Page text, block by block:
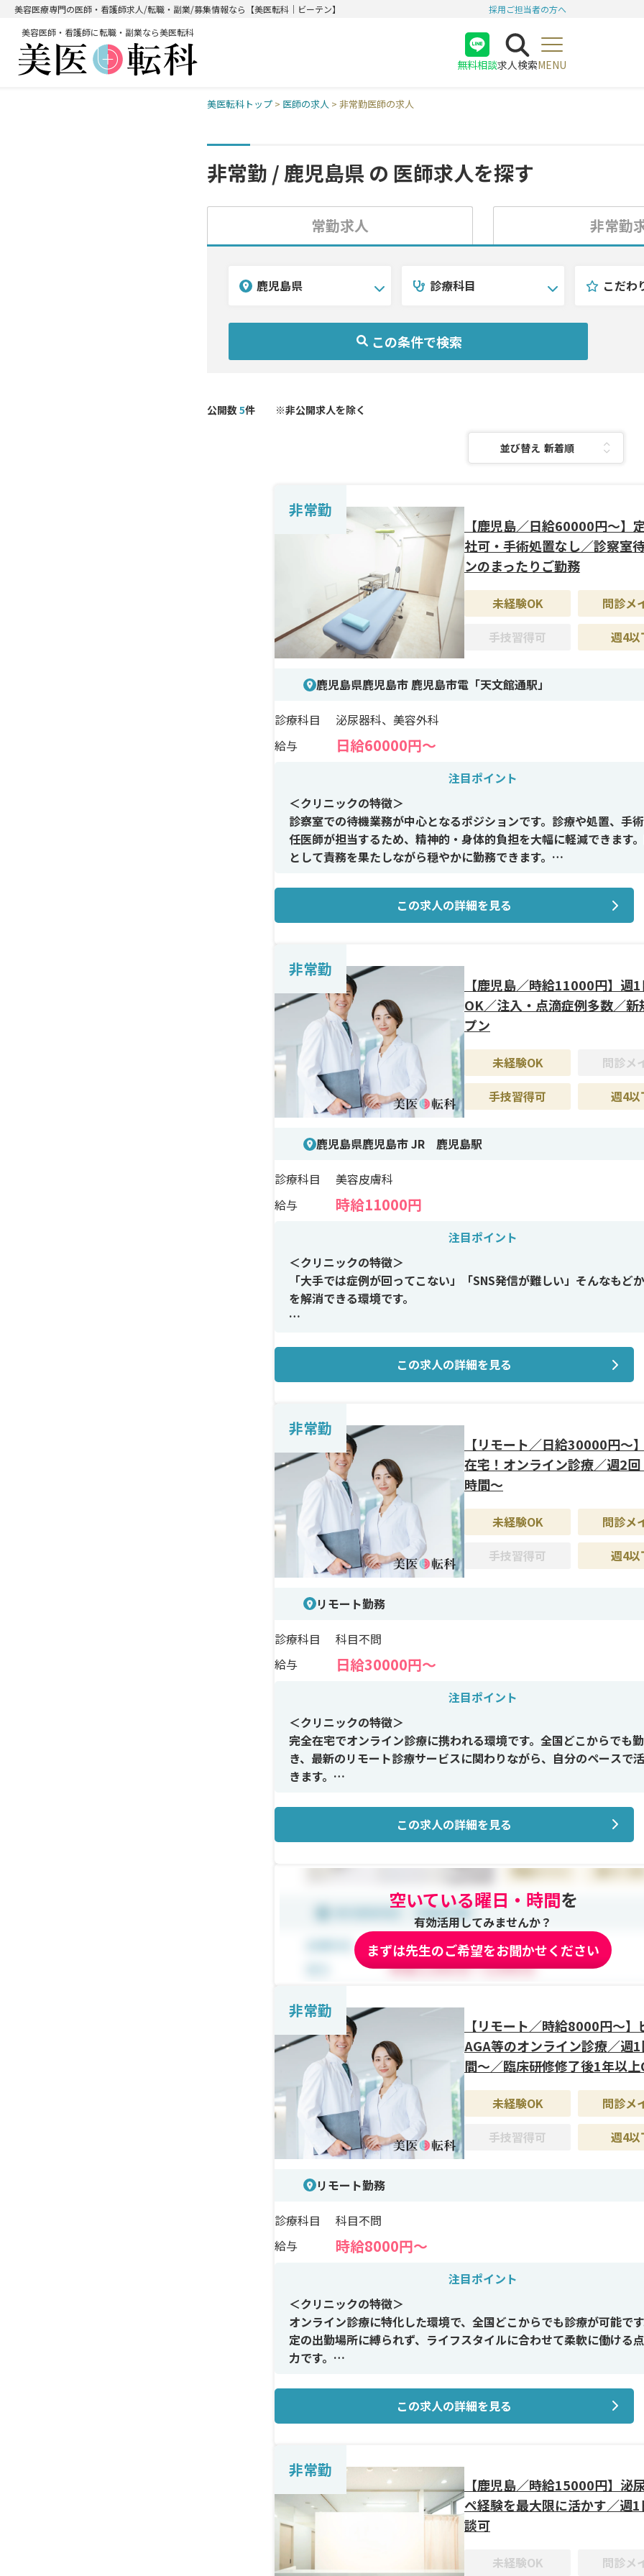
美容医療専門の医師・看護師求人/転職・副業/募集情報なら【美医転科｜ビーテン】
採用ご担当者の方へ
美容医師・看護師に転職・副業なら美医転科
無料相談求人検索MENU
美医転科トップ > 医師の求人 > 非常勤医師の求人
非常勤 / 鹿児島県 の 医師求人を探す
常勤求人 非常勤
鹿児島県
エリアを選択(複数選択可)
北陸・甲信越
診療科目
診療科目を選択(複数選択可)
皮膚科
美容皮膚科
こだわ
こだわり条件を選択(複数選択可)
手技習得可
公開数5件 ※非公開求人を除く
並び替え：
非常勤
【鹿児島／日給60000円〜】
社可・手術処置なし／診察室
ンのまったりご勤務
未経験OK
問診メ
手技習得可
週4以
鹿児島県鹿児島市 鹿児島市電「天文館通駅」
診療科目
泌尿器科、美容外科
給与
日給60000円〜
注目ポイント
＜クリニックの特徴＞
診察室での待機業務が中心となるポジションです。診療や処置、手
任医師が担当するため、精神的・身体的負担を大幅に軽減できます
として責務を果たしながら穏やかに勤務できます。
＜メイン施術＞
診察室での待機および必要書類の対応が主な業務です。診療・手術・
は発生せず、緊急呼び出しもほとんどありません。
＜研修制度＞
特別な研修は不要で、業務内容が明確です。臨床から離れていた方
ンク明けの方でも安心して勤務を開始できます。
＜待遇＞
完全定時退社・当直なし・ノルマなし。勤務日や時間は柔軟に相談可
で、ライフスタイルに合わせた勤務が可能です。セミリタイアや負担
ない勤務をご希望の方に最適な環境です。
この求人の詳細を見る
非常勤
【鹿児島／時給11000円】週
OK／注入・点滴症例多数／新
プン
未経験OK
問診メ
手技習得可
週4以
鹿児島県鹿児島市 JR 鹿児島駅
診療科目
美容皮膚科
給与
時給11000円
注目ポイント
＜クリニックの特徴＞
「大手では症例が回ってこない」「SNS発信が難しい」そんなもど
を解消できる環境です。
ヒアルロン酸（唇・涙袋・顎・額・頬コケ・鼻・ほうれい線ヒアルロ
など）、ヒアルロン酸溶解注射、ボトックス、脂肪溶解注射（カベリ
ン）、マンジャロ、美白点滴、二日酔いにんにく注射、エクソソーム
＜研修制度＞
2～4週間の研修で、カウンセリングから施術までの流れを丁寧に学
す。開院準備期間には系列施設での実務研修も可能な場合があり、現
覚を身につけながらスムーズにデビューできます。
＜待遇＞
交通費支給（上限あり）、社会保険、賠償保険、制服貸与など基本の
厚生を完備。
この求人の詳細を見る
非常勤
【リモート／日給30000円〜
在宅！オンライン診療／週2
時間〜
未経験OK
問診メ
手技習得可
週4以
リモート勤務
診療科目
科目不問
給与
日給30000円〜
注目ポイント
＜クリニックの特徴＞
完全在宅でオンライン診療に携われる環境です。全国どこからでも
き、最新のリモート診療サービスに関わりながら、自分のペースで
きます。
＜メイン施術＞
ダイエット外来、ホルモン外来をはじめ、女性内科・男性内科・総合
など幅広い領域を扱います。EDやAGA、花粉症など、日常診療から自
療まで多彩な症例に対応可能です。
＜研修制度＞
リモート診療の流れや各種ツールの使い方は事前にしっかりレクチャ
あり、初めての方も安心です。
シフトを組めます。リモート用PCやスマホの貸与があり、完全在宅で
適に業務を行えます。
この求人の詳細を見る
空いている曜日・時間を
有効活用してみませんか？
まずは先生のご希望をお聞かせください
非常勤
【リモート／時給8000円〜】
AGA等のオンライン診療／週
間〜／臨床研修修了後1年以上
未経験OK
問診メ
手技習得可
週4以
リモート勤務
診療科目
科目不問
給与
時給8000円〜
注目ポイント
＜クリニックの特徴＞
オンライン診療に特化した環境で、全国どこからでも診療が可能で
定の出勤場所に縛られず、ライフスタイルに合わせて柔軟に働ける
力です。
＜メイン施術＞
ピルやAGAなど、自費診療を中心としたオンライン診療を担当いただ
す。診療内容がシンプルなため、保険診療に比べて業務負担が少なく
診療マニュアルやサポート体制が整っているため、オンライン診療
がない方も安心。臨床研修を終えた後、幅広い診療スキルを活かせる
です。
この求人の詳細を見る
非常勤
【鹿児島／時給15000円】泌
ペ経験を最大限に活かす／週1
談可
未経験OK 問診メ